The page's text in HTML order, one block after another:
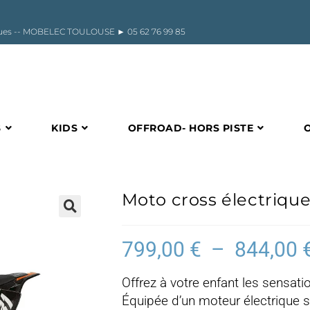
-- MOBELEC TOULOUSE ► 05 62 76 99 85
KIDS OFFROAD- HORS PISTE
Moto cross
799,00 € – 844,00
Offrez à votre enfant les
Équipée d’un moteur électrique